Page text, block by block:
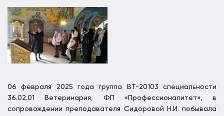
06 февраля 2025 года группа ВТ-20103 специальности
36.02.01 Ветеринария, ФП «Профессионалитет», в
сопровождении преподавателя Сидоровой Н.И. побывала